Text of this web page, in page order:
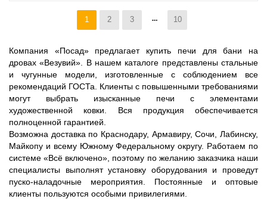
1 2 3 10
Компания «Посад» предлагает купить печи для бани на
дровах «Везувий». В нашем каталоге представлены стальные
и чугунные модели, изготовленные с соблюдением все
рекомендаций ГОСТа. Клиенты с повышенными требованиями
могут выбрать изысканные печи с элементами
художественной ковки. Вся продукция обеспечивается
полноценной гарантией.
Возможна доставка по Краснодару, Армавиру, Сочи, Лабинску,
Майкопу и всему Южному Федеральному округу. Работаем по
системе «Всё включено», поэтому по желанию заказчика наши
специалисты выполнят установку оборудования и проведут
пуско-наладочные мероприятия. Постоянные и оптовые
клиенты пользуются особыми привилегиями.